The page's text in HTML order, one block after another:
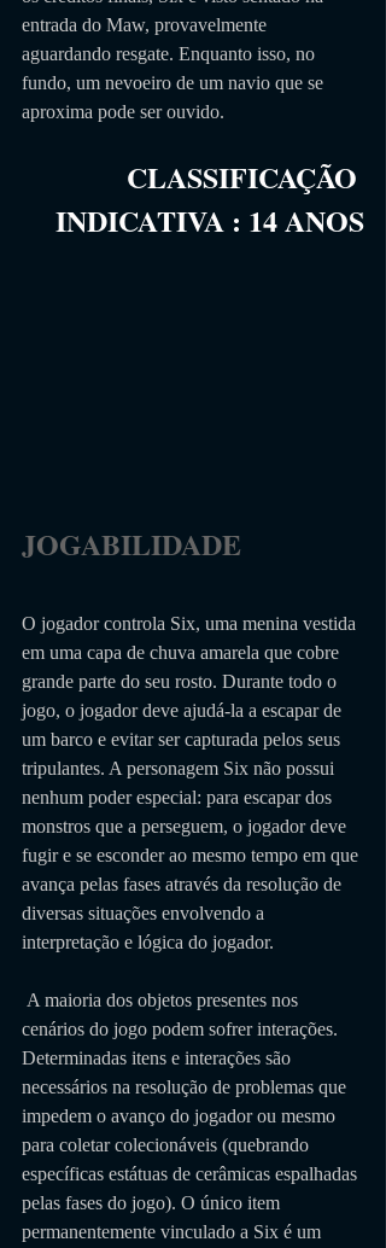
entrada do Maw, provavelmente
aguardando resgate. Enquanto isso, no
fundo, um nevoeiro de um navio que se
aproxima pode ser ouvido.
CLASSIFICAÇÃO
INDICATIVA : 14 ANOS
JOGABILIDADE
O jogador controla Six, uma menina vestida
em uma capa de chuva amarela que cobre
grande parte do seu rosto. Durante todo o
jogo, o jogador deve ajudá-la a escapar de
um barco e evitar ser capturada pelos seus
tripulantes. A personagem Six não possui
nenhum poder especial: para escapar dos
monstros que a perseguem, o jogador deve
fugir e se esconder ao mesmo tempo em que
avança pelas fases através da resolução de
diversas situações envolvendo a
interpretação e lógica do jogador.
cenários do jogo podem sofrer interações.
Determinadas itens e interações são
necessários na resolução de problemas que
impedem o avanço do jogador ou mesmo
para coletar colecionáveis (quebrando
específicas estátuas de cerâmicas espalhadas
pelas fases do jogo). O único item
permanentemente vinculado a Six é um